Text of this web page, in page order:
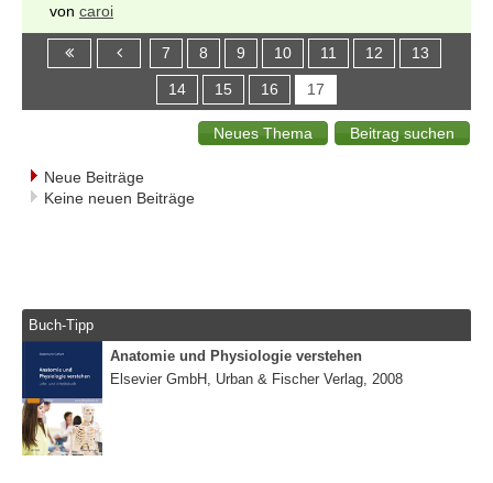
von caroi
7 8 9 10 11 12 13
14 15 16 17
Neue Beiträge
Keine neuen Beiträge
Buch-Tipp
Anatomie und Physiologie verstehen
Elsevier GmbH, Urban & Fischer Verlag, 2008